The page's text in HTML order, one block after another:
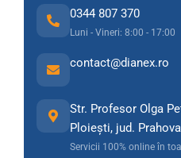
0344 807 370
Luni - Vineri: 8:00 - 17:00
contact@dianex.ro
Str. Profesor Olga
Ploiești, jud. Prahova
Servicii 100% online în